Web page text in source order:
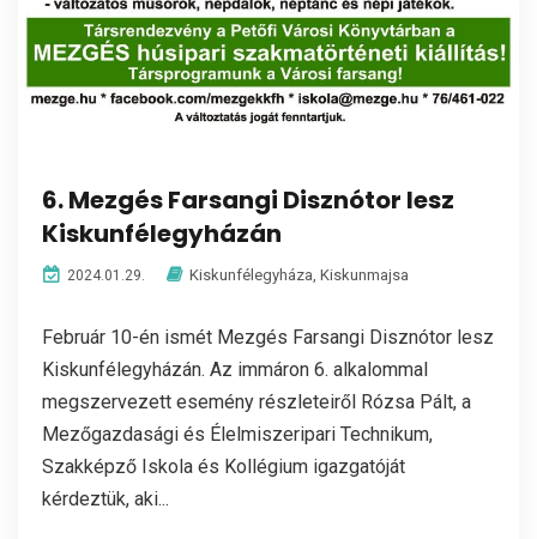
6. Mezgés Farsangi Disznótor lesz
Kiskunfélegyházán
2024.01.29. Kiskunfélegyháza Kiskunmajsa
Február 10-én ismét Mezgés Farsangi Disznótor lesz
Kiskunfélegyházán. Az immáron 6. alkalommal
megszervezett esemény részleteiről Rózsa Pált, a
Mezőgazdasági és Élelmiszeripari Technikum,
Szakképző Iskola és Kollégium igazgatóját
kérdeztük, aki...